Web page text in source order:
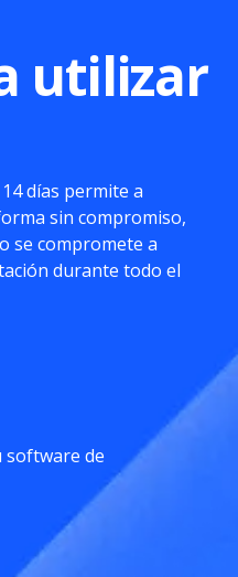
utilizar
días permite a
sin compromiso,
se compromete a
durante todo el
software de